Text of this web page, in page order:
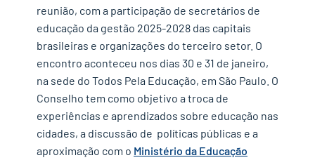
reunião, com a participação de secretários de
educação da gestão 2025-2028 das capitais
brasileiras e organizações do terceiro setor. O
encontro aconteceu nos dias 30 e 31 de janeiro,
na sede do Todos Pela Educação, em São Paulo. O
Conselho tem como objetivo a troca de
experiências e aprendizados sobre educação nas
cidades, a discussão de políticas públicas e a
aproximação com o Ministério da Educação